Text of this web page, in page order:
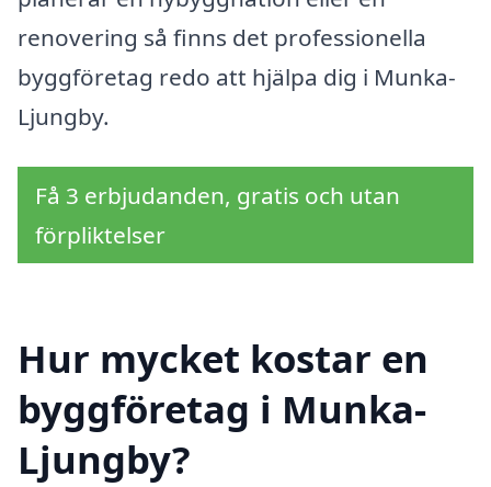
renovering så finns det professionella
byggföretag redo att hjälpa dig i Munka-
Ljungby.
Få 3 erbjudanden, gratis och utan
förpliktelser
Hur mycket kostar en
byggföretag i Munka-
Ljungby?